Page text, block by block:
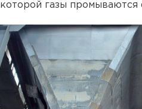
которой газы промываются